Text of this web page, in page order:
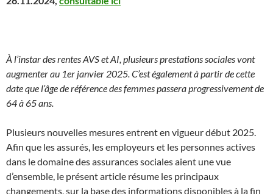
À l’instar des rentes AVS et AI, plusieurs prestations sociales vont
augmenter au 1er janvier 2025. C’est également à partir de cette
date que l’âge de référence des femmes passera progressivement de
64 à 65 ans.
Plusieurs nouvelles mesures entrent en vigueur début 2025.
Afin que les assurés, les employeurs et les personnes actives
dans le domaine des assurances sociales aient une vue
d’ensemble, le présent article résume les principaux
changements, sur la base des informations disponibles à la fin